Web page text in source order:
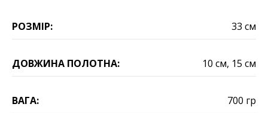
РОЗМІР: 33 см
ДОВЖИНА ПОЛОТНА: 10 см, 15 см
ВАГА: 700 гр